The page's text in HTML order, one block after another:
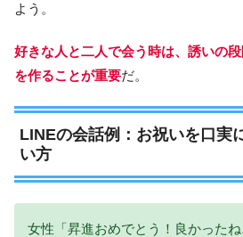
よう。
好きな人と二人で会う時は、誘いの段
を作ることが重要だ。
LINEの会話例：お祝いを口実
い方
女性「昇進おめでとう！良かったね